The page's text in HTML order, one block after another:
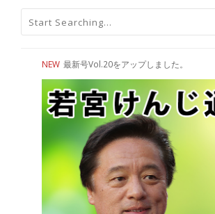
NEW 最新号Vol.20をアップしました。